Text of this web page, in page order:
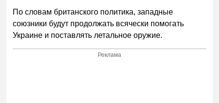
По словам британского политика, западные
союзники будут продолжать всячески помогать
Украине и поставлять летальное оружие.
Реклама